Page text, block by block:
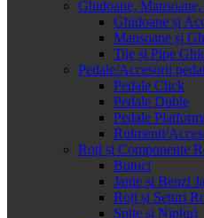
Ghidoane,
Ghidoane și
Mansoane și
Tije și Pipe
Pedale/Accesorii
Pedale Click
Pedale Duble
Pedale
Rulmenti/
Roți și Componente
Butuci
Jante și Benzi
Roți și Seturi
Spițe și Nipluri